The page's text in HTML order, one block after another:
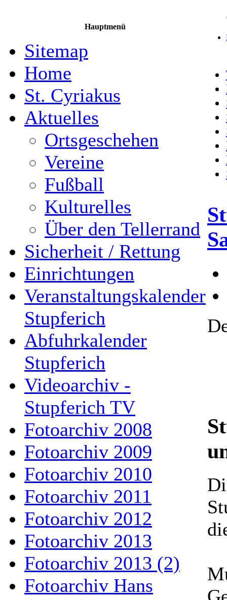
Hauptmenü
Sitemap
Home
St. Cyriakus
Aktuelles
Ortsgeschehen
Vereine
Fußball
Kulturelles
Über den Tellerrand
Sicherheit / Rettung
Einrichtungen
Veranstaltungskalender
Stupferich
Abfuhrkalender
Stupferich
Videoarchiv -
Stupferich TV
Fotoarchiv 2008
Fotoarchiv 2009
Fotoarchiv 2010
Fotoarchiv 2011
Fotoarchiv 2012
Fotoarchiv 2013
Fotoarchiv 2013 (2)
Fotoarchiv Hans